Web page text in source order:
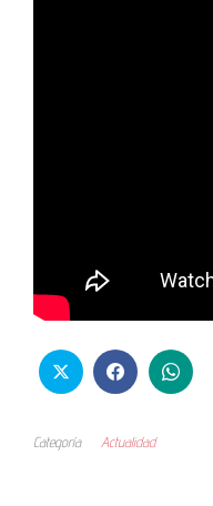
Categoría Actualidad